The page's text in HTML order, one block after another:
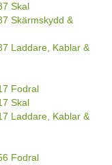
Skal
Skärmskydd &
Laddare, Kablar &
Fodral
Skal
Laddare, Kablar &
Fodral